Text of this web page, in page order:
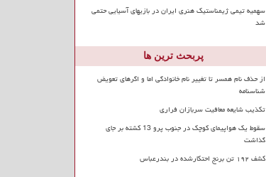
سهمیه تیمی ژیمناستیک هنری ایران در بازیهای آسیایی حتمی
شد
پربحث ترین ها
از حذف نام همسر تا تغییر نام خانوادگی اما و اگرهای تعویض
شناسنامه
تکذیب شایعه معافیت سربازان فراری
سقوط یک هواپیمای کوچک در جنوب پرو 13 کشته بر جای
گذاشت
کشف ۱۹۲ تن برنج احتکارشده در بندرعباس